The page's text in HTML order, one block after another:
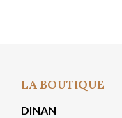
LA BOUTIQUE
DINAN